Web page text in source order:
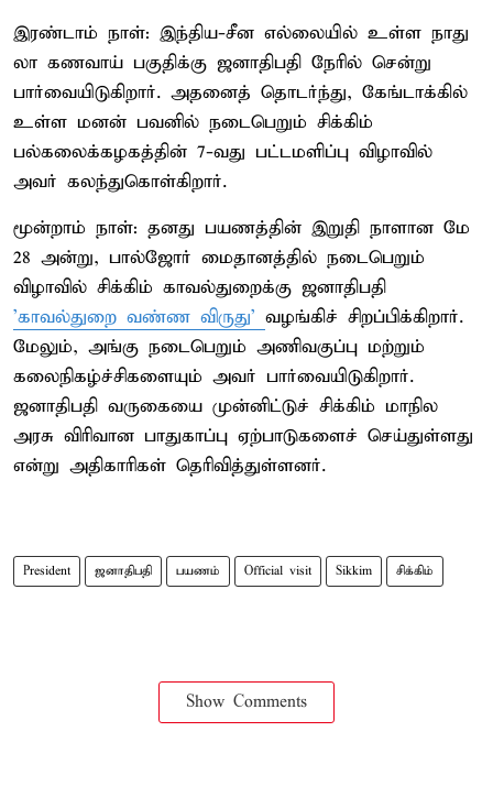
இரண்டாம் நாள்: இந்திய-சீன எல்லையில் உள்ள நாது
லா கணவாய் பகுதிக்கு ஜனாதிபதி நேரில் சென்று
பார்வையிடுகிறார். அதனைத் தொடர்ந்து, கேங்டாக்கில்
உள்ள மனன் பவனில் நடைபெறும் சிக்கிம்
பல்கலைக்கழகத்தின் 7-வது பட்டமளிப்பு விழாவில்
அவர் கலந்துகொள்கிறார்.
மூன்றாம் நாள்: தனது பயணத்தின் இறுதி நாளான மே
28 அன்று, பால்ஜோர் மைதானத்தில் நடைபெறும்
விழாவில் சிக்கிம் காவல்துறைக்கு ஜனாதிபதி
'காவல்துறை வண்ண விருது' வழங்கிச் சிறப்பிக்கிறார்.
மேலும், அங்கு நடைபெறும் அணிவகுப்பு மற்றும்
கலைநிகழ்ச்சிகளையும் அவர் பார்வையிடுகிறார்.
ஜனாதிபதி வருகையை முன்னிட்டுச் சிக்கிம் மாநில
அரசு விரிவான பாதுகாப்பு ஏற்பாடுகளைச் செய்துள்ளது
என்று அதிகாரிகள் தெரிவித்துள்ளனர்.
President ஜனாதிபதி பயணம் Official visit Sikkim சிக்கிம்
Show Comments